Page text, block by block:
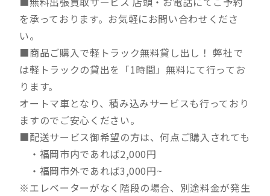
を承っております。お気軽にお問い合わせくださ
い。
■商品ご購入で軽トラック無料貸し出し！ 弊社で
は軽トラックの貸出を「1時間」無料にて行ってお
ります。
オートマ車となり、積み込みサービスも行っており
ますのでご安心ください。
■配送サービス御希望の方は、何点ご購入されても
・福岡市内であれば2,000円
・福岡市外であれば3,000円~
※エレベーターがなく階段の場合、別途料金が発生